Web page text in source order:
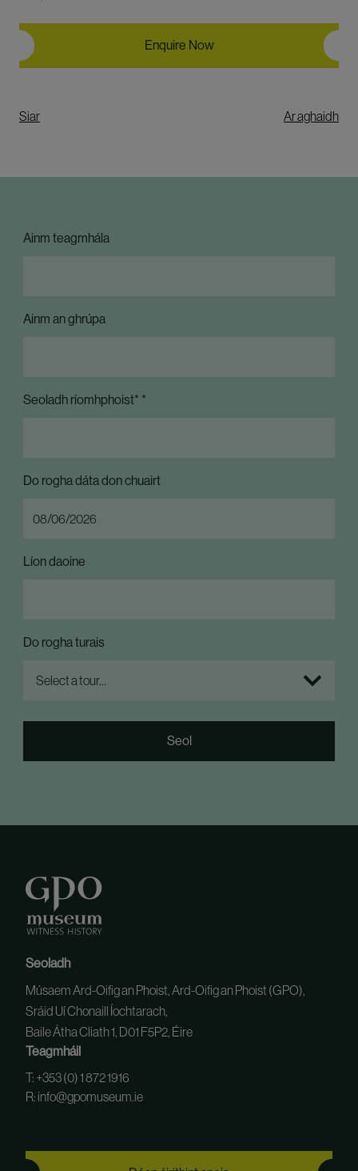
Enquire Now
Siar Ar aghaidh
Ainm teagmhála
Ainm an ghrúpa
Seoladh ríomhphoist* *
Do rogha dáta don chuairt
Líon daoine
Do rogha turais
Seoladh
Músaem Ard-Oifig an Phoist, Ard-Oifig an Phoist (GPO),
Sráid Uí Chonaill Íochtarach,
Baile Átha Cliath 1, D01 F5P2, Éire
Teagmháil
T: +353 (0) 1 872 1916
R: info@gpomuseum.ie